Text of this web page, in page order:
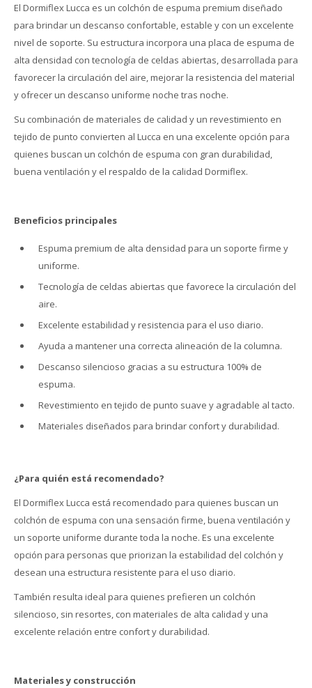
El Dormiflex Lucca es un colchón de espuma premium diseñado
para brindar un descanso confortable, estable y con un excelente
nivel de soporte. Su estructura incorpora una placa de espuma de
alta densidad con tecnología de celdas abiertas, desarrollada para
favorecer la circulación del aire, mejorar la resistencia del material
y ofrecer un descanso uniforme noche tras noche.
Su combinación de materiales de calidad y un revestimiento en
tejido de punto convierten al Lucca en una excelente opción para
quienes buscan un colchón de espuma con gran durabilidad,
buena ventilación y el respaldo de la calidad Dormiflex.
Beneficios principales
Espuma premium de alta densidad para un soporte firme y
uniforme.
Tecnología de celdas abiertas que favorece la circulación del
aire.
Excelente estabilidad y resistencia para el uso diario.
Ayuda a mantener una correcta alineación de la columna.
Descanso silencioso gracias a su estructura 100% de
espuma.
Revestimiento en tejido de punto suave y agradable al tacto.
Materiales diseñados para brindar confort y durabilidad.
¿Para quién está recomendado?
El Dormiflex Lucca está recomendado para quienes buscan un
colchón de espuma con una sensación firme, buena ventilación y
un soporte uniforme durante toda la noche. Es una excelente
opción para personas que priorizan la estabilidad del colchón y
desean una estructura resistente para el uso diario.
También resulta ideal para quienes prefieren un colchón
silencioso, sin resortes, con materiales de alta calidad y una
excelente relación entre confort y durabilidad.
Materiales y construcción